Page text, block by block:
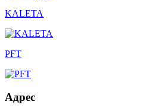
KALETA
PFT
Адрес